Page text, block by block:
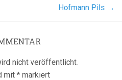
Hofmann Pils →
nicht veröffentlicht.
mit * markiert